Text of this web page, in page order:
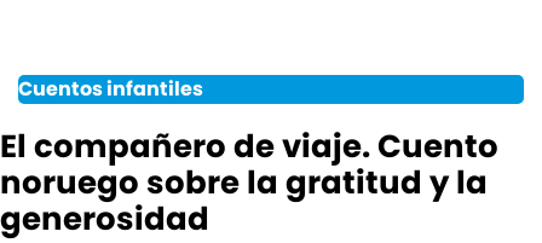
Cuentos infantiles
El compañero de viaje. Cuento
noruego sobre la gratitud y la
generosidad